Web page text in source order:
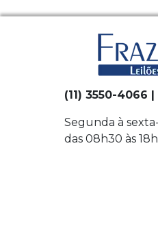
(11) 3550-4066
Segunda à
das 08h30 às